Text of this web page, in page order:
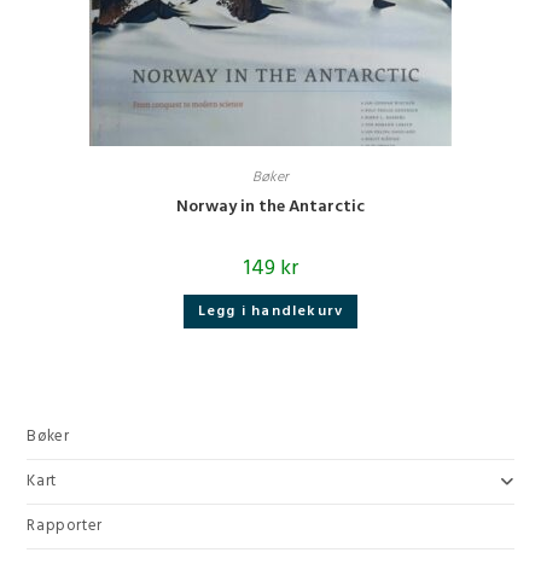
Bøker
Norway in the Antarctic
149kr
Legg i handlekurv
Bøker
Kart
Rapporter